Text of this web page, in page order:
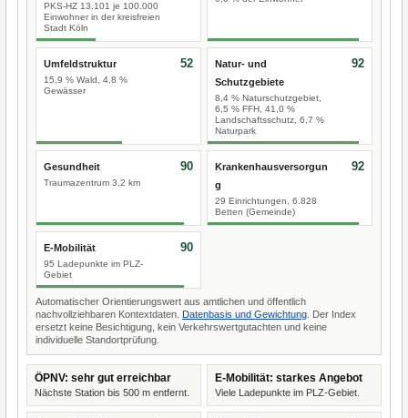
PKS-HZ 13.101 je 100.000
Einwohner in der kreisfreien
Stadt Köln
Umfeldstruktur
15,9 % Wald, 4,8 %
Gewässer
52
Natur- und
Schutzgebiete
8,4 % Naturschutzgebiet,
6,5 % FFH, 41,0 %
Landschaftsschutz, 6,7 %
Naturpark
92
Gesundheit
Traumazentrum 3,2 km
90
Krankenhausversorgun
g
29 Einrichtungen, 6.828
Betten (Gemeinde)
92
E-Mobilität
95 Ladepunkte im PLZ-
Gebiet
90
Automatischer Orientierungswert aus amtlichen und öffentlich
nachvollziehbaren Kontextdaten. Datenbasis und Gewichtung . Der Index
ersetzt keine Besichtigung, kein Verkehrswertgutachten und keine
individuelle Standortprüfung.
ÖPNV: sehr gut erreichbar
Nächste Station bis 500 m entfernt.
E-Mobilität: starkes Angebot
Viele Ladepunkte im PLZ-Gebiet.